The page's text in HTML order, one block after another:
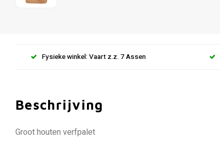
Fysieke winkel: Vaart z.z. 7 Assen
Beschrijving
Groot houten verfpalet